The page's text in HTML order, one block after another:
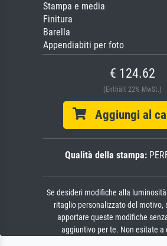
Stampa e media
Finitura
Barella
Appendiabiti per foto
€ 124.62
(Enthält 22% MwSt.)
Aggiungi al
Qualità della stampa:
Se desideri modifiche alla
ritaglio personalizzato del motivo,
apportare queste modifiche
aggiuntivo per te. Non esitate a